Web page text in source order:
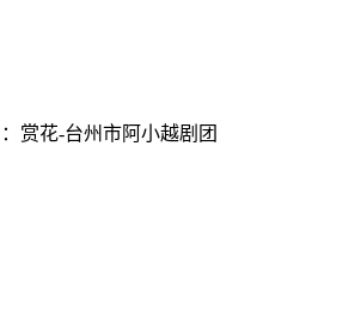
赏花-台州市阿小越剧团